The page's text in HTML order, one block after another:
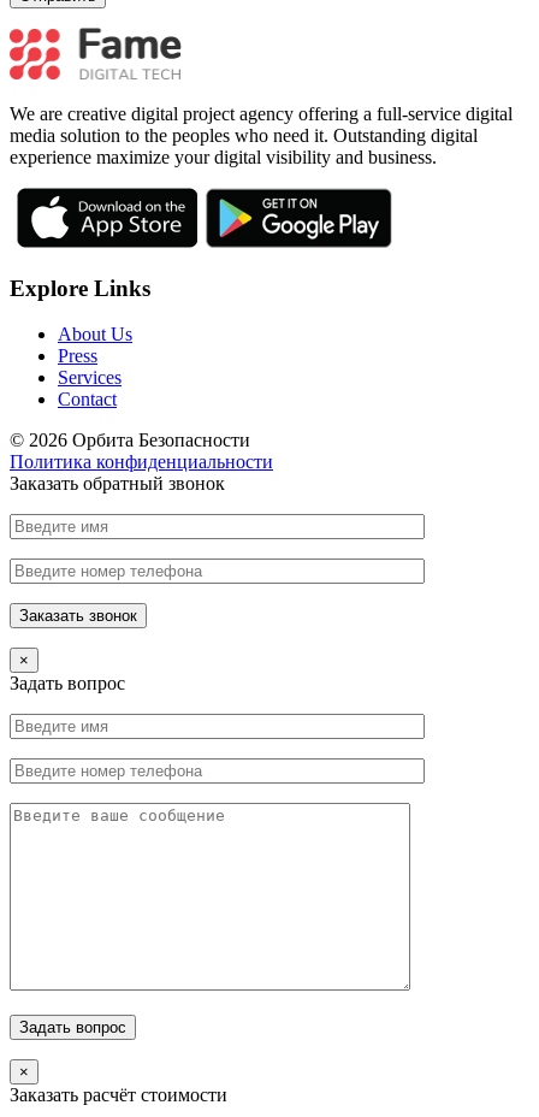
We are creative digital project agency offering a full-service digital
media solution to the peoples who need it. Outstanding digital
experience maximize your digital visibility and business.
Explore Links
About Us
Press
Services
Contact
© 2026 Орбита Безопасности
Политика конфиденциальности
Заказать обратный звонок
×
Задать вопрос
×
Заказать расчёт стоимости